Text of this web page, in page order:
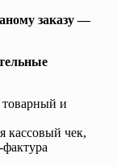
заказу —
и
кассовый чек,